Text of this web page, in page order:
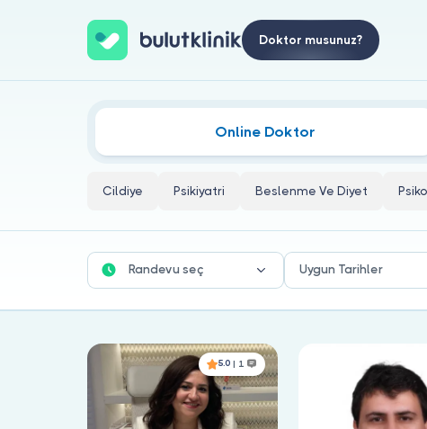
Doktor musunuz?
Ordu Kadın Hastalıkları Ve Doğum
Online Doktor
Cildiye Psikiyatri Beslenme Ve Diyet
Randevu seç Uygun Tarihler
5.0 | 1